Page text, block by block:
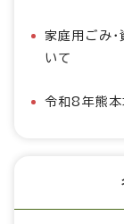
家庭用ごみ
いて
令和8年熊本